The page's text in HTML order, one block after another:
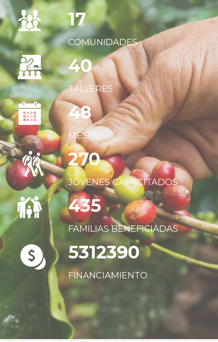
17
COMUNIDADES
40
TALLERES
48
MESES
270
JÓVENES CAPACITADOS
435
FAMILIAS BENEFICIADAS
5312390
FINANCIAMIENTO